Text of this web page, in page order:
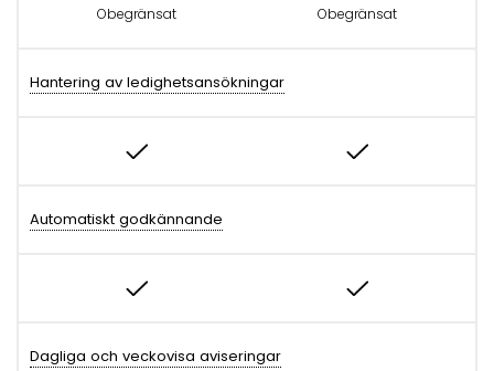
Obegränsat Obegränsat
Hantering av ledighetsansökningar
Automatiskt godkännande
Dagliga och veckovisa aviseringar